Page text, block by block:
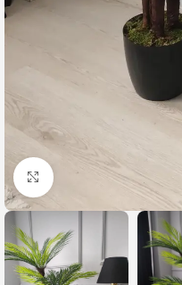
Büyütmek için tıklayın